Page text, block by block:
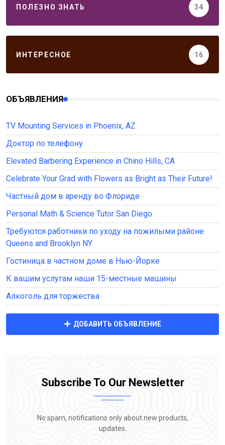
ПОЛЕЗНО ЗНАТЬ 34
ИНТЕРЕСНОЕ 16
ОБЪЯВЛЕНИЯ
TV Mounting Services in Phoenix, AZ
Доктор по телефону
Elevated Barbering Experience in Chino Hills, CA
Celebrate Your Grad with Flowers as Bright as Their Future!
Частный дом в аренду во Флориде
Personal Math & Science Tutor San Diego
Требуются работники по уходу на пожилыми районе
Queens and Brooklyn NY
Гостиница в частном доме в Нью-Йорке
К вашим услугам наши 15-местные машины
Алкоголь для торжества
ДОБАВИТЬ ОБЪЯВЛЕНИЕ
Subscribe To Our Newsletter
No spam, notifications only about new products,
updates.